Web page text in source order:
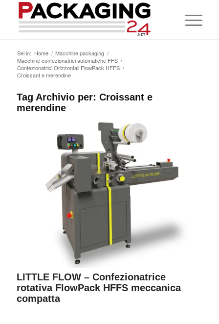
Sei in: Home / Macchine packaging /
Macchine confezionatrici automatiche FFS /
Confezionatrici Orizzontali FlowPack HFFS /
Croissant e merendine
Tag Archivio per: Croissant e
merendine
LITTLE FLOW – Confezionatrice
rotativa FlowPack HFFS meccanica
compatta